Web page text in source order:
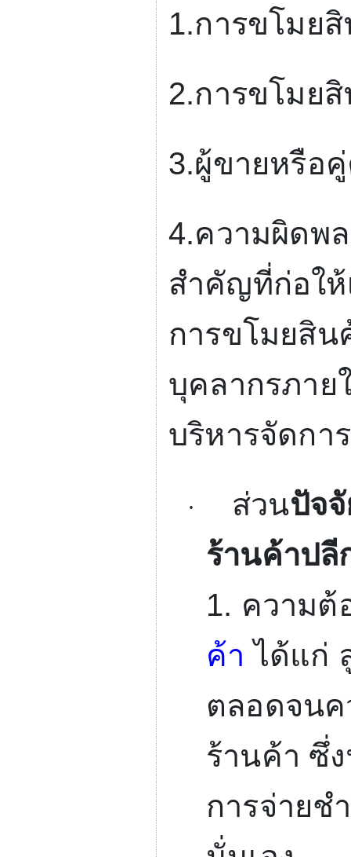
1.การขโมย
2.การขโมย
3.ผู้ขายหรือ
4.ความผิดพ
สำคัญที่ก่อใ
การขโมยสิน
บุคลากรภาย
บริหารจัดกา
· ส่วนปัจ
ร้านค้าปลี
1. ความต้
ค้า ได้แก่
ตลอดจนค
ร้านค้า ซึ่
การจ่ายช